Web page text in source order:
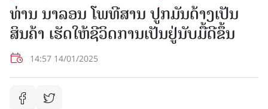
ທ່ານ ນາລອນ ໂພທີສານ ປູກມັນດ້າງເປັນ
ສິນຄ້າ ເຮັດໃຫ້ຊີວິດການເປັນຢູ່ນັບມື້ດີຂຶ້ນ
14:57 14/01/2025